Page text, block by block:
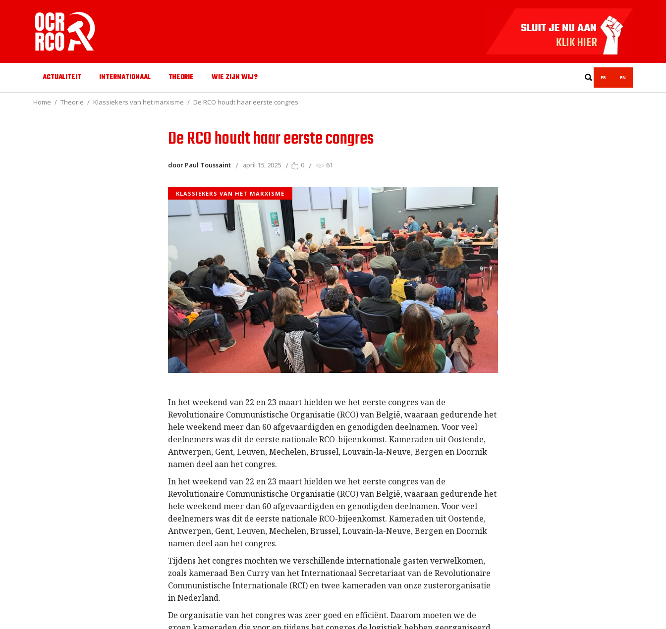
ACTUALITEIT INTERNATIONAAL THEORIE WIE ZIJN WIJ? FR EN
Home Theorie Klassiekers van het marxisme De RCO houdt haar eerste congres
De RCO houdt haar eerste congres
door Paul Toussaint april 15, 2025 0 61
KLASSIEKERS VAN HET MARXISME
In het weekend van 22 en 23 maart hielden we het eerste congres van de
Revolutionaire Communistische Organisatie (RCO) van België, waaraan gedurende het
hele weekend meer dan 60 afgevaardigden en genodigden deelnamen. Voor veel
deelnemers was dit de eerste nationale RCO-bijeenkomst. Kameraden uit Oostende,
Antwerpen, Gent, Leuven, Mechelen, Brussel, Louvain-la-Neuve, Bergen en Doornik
namen deel aan het congres.
In het weekend van 22 en 23 maart hielden we het eerste congres van de
Revolutionaire Communistische Organisatie (RCO) van België, waaraan gedurende het
hele weekend meer dan 60 afgevaardigden en genodigden deelnamen. Voor veel
deelnemers was dit de eerste nationale RCO-bijeenkomst. Kameraden uit Oostende,
Antwerpen, Gent, Leuven, Mechelen, Brussel, Louvain-la-Neuve, Bergen en Doornik
namen deel aan het congres.
Tijdens het congres mochten we verschillende internationale gasten verwelkomen,
zoals kameraad Ben Curry van het Internationaal Secretariaat van de Revolutionaire
Communistische Internationale (RCI) en twee kameraden van onze zusterorganisatie
in Nederland.
De organisatie van het congres was zeer goed en efficiënt. Daarom moeten we de